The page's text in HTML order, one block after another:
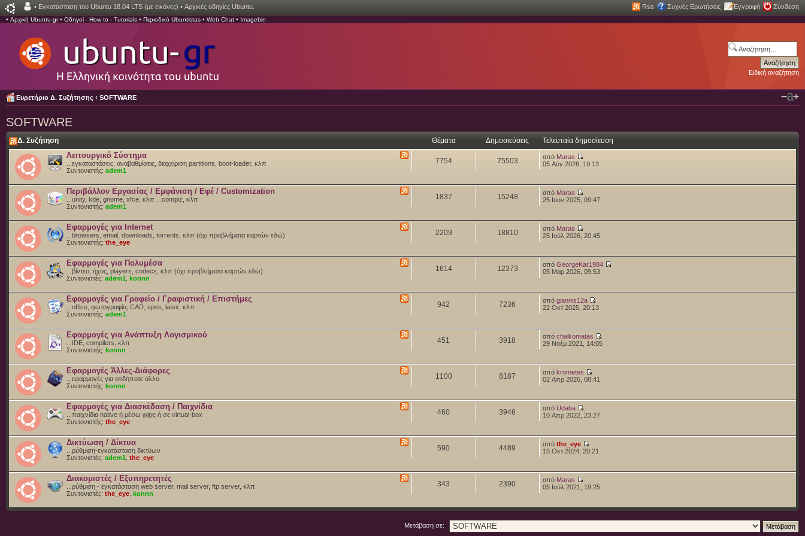
• Εγκατάσταση του Ubuntu 18.04 LTS (με εικόνες) • Αρχικές οδηγίες Ubuntu. Rss Συχνές Ερωτήσεις Εγγραφή Σύνδεση
• Αρχική Ubuntu-gr• Οδηγοί - How to - Tutorials • Περιοδικό Ubuntistas • Web Chat • Imagebin
Ειδική αναζήτηση
Ευρετήριο Δ. Συζήτησης ‹ SOFTWARE
SOFTWARE
Δ. Συζήτηση Θέματα Δημοσιεύσεις Τελευταία δημοσίευση
Λειτουργικό Σύστημα
...εγκαταστάσεις, αναβαθμίσεις, διαχείριση partitions, boot-loader, κλπ
Συντονιστής: adem1
7754 75503 από Maras
05 Αύγ 2026, 19:13
Περιβάλλον Εργασίας / Εμφάνιση / Εφέ / Customization
...unity, kde, gnome, xfce, κλπ ...compiz, κλπ
Συντονιστής: adem1
1837 15248 από Maras
25 Ιουν 2025, 09:47
Εφαρμογές για Internet
...browsers, email, downloads, torrents, κλπ (όχι προβλήματα καρτών εδώ)
Συντονιστής: the_eye
2209 18810 από Maras
25 Ιούλ 2026, 20:45
Εφαρμογές για Πολυμέσα
...βίντεο, ήχος, players, codecs, κλπ (όχι προβλήματα καρτών εδώ)
Συντονιστές: adem1 konnn
1614 12373 από GeorgeKar1984
05 Μαρ 2026, 09:53
Εφαρμογές για Γραφείο / Γραφιστική / Επιστήμες
...office, φωτογραφία, CAD, spss, latex, κλπ
Συντονιστής: adem1
942 7236 από giannis12a
22 Οκτ 2025, 20:13
Εφαρμογές για Ανάπτυξη Λογισμικού
...IDE, compilers, κλπ
Συντονιστής: konnn
451 3918 από chalkomatas
29 Νοέμ 2021, 14:05
Εφαρμογές Άλλες-Διάφορες
...εφαρμογές για οτιδήποτε άλλο
Συντονιστής: konnn
1100 8187 από krometes
02 Απρ 2026, 08:41
Εφαρμογές για Διασκέδαση / Παιχνίδια
...παιχνίδια native ή μέσω wine ή σε virtual-box
Συντονιστής: the_eye
460 3946 από Udaba
10 Απρ 2022, 23:27
Δικτύωση / Δίκτυα
...ρύθμιση-εγκατάσταση δικτύων
Συντονιστές: adem1 the_eye
590 4489 από the_eye
15 Οκτ 2024, 20:21
Διακομιστές / Εξυπηρετητές
...ρύθμιση - εγκατάσταση web server, mail server, ftp server, κλπ
Συντονιστές: the_eye konnn
343 2390 από Maras
05 Ιούλ 2021, 19:25
Μετάβαση σε: